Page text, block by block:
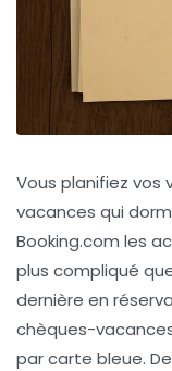
Vous planifiez vos
vacances qui
Booking.com les
plus compliqué
dernière en
chèques-
par carte bleue.